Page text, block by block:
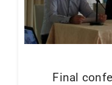
Final conference for the project